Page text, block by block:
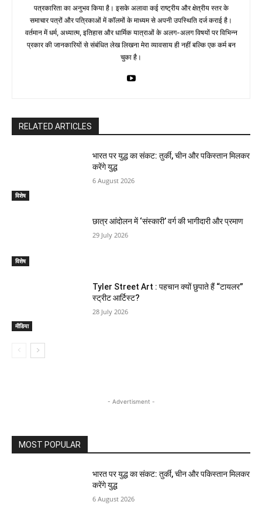
पत्रकारिता का अनुभव किया है। इसके अलावा कई राष्ट्रीय और क्षेत्रीय स्तर के
समाचार पत्रों और पत्रिकाओं में काॅलमों के माध्यम से अपनी उपस्थिति दर्ज कराई है।
वर्तमान में धर्म, अध्यात्म, इतिहास और धार्मिक यात्राओं के अलग-अलग विषयों पर विभिन्न
प्रकार की जानकारियों से संबंधित लेख लिखना मेरा व्यावसाय ही नहीं बल्कि एक कर्म बन
चुका है।
RELATED ARTICLES
विशेष
भारत पर युद्ध का संकट: तुर्की, चीन और पकिस्तान मिलकर
करेंगे युद्ध
6 August 2026
विशेष
छात्र आंदोलन में ‘संस्कारी’ वर्ग की भागीदारी और प्रमाण
29 July 2026
मीडिया
Tyler Street Art : पहचान क्यों छुपाते हैं “टायलर”
स्ट्रीट आर्टिस्ट?
28 July 2026
- Advertisment -
MOST POPULAR
भारत पर युद्ध का संकट: तुर्की, चीन और पकिस्तान मिलकर
करेंगे युद्ध
6 August 2026